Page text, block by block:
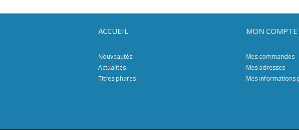
ACCUEIL
Nouveautés
Actualités
Titres phares
MON COMPTE
Mes commandes
Mes adresses
Mes informations